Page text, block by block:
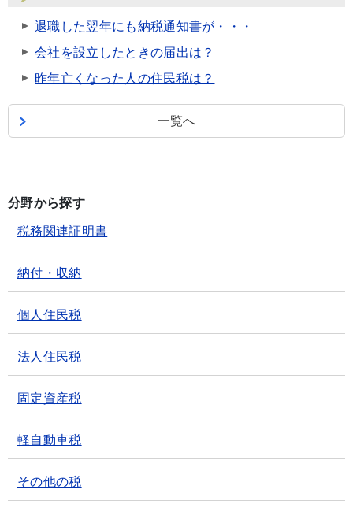
退職した翌年にも納税通知書が・・・
会社を設立したときの届出は？
昨年亡くなった人の住民税は？
一覧へ
分野から探す
税務関連証明書
納付・収納
個人住民税
法人住民税
固定資産税
軽自動車税
その他の税